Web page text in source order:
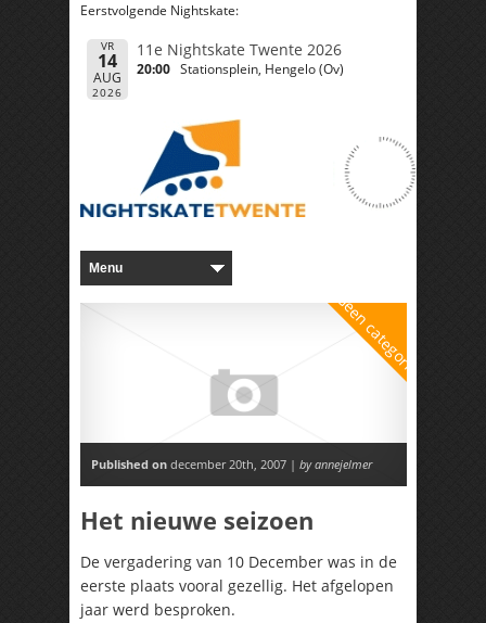
Eerstvolgende Nightskate:
VR
14
AUG
2026
11e Nightskate Twente 2026
20:00 Stationsplein, Hengelo (Ov)
Geen categorie
Published on december 20th, 2007 | by annejelmer
Het nieuwe seizoen
De vergadering van 10 December was in de
eerste plaats vooral gezellig. Het afgelopen
jaar werd besproken.